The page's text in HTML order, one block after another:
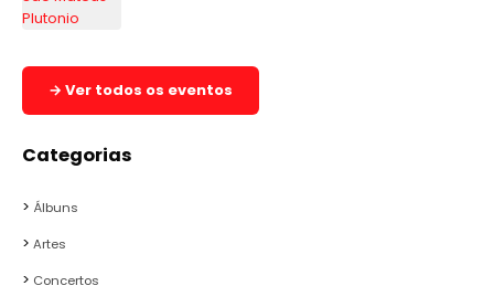
→ Ver todos os eventos
Categorias
Álbuns
Artes
Concertos